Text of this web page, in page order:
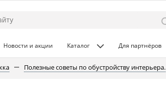
Новости и акции Каталог Для партнёров
Полезные советы по обустройству интерьера.